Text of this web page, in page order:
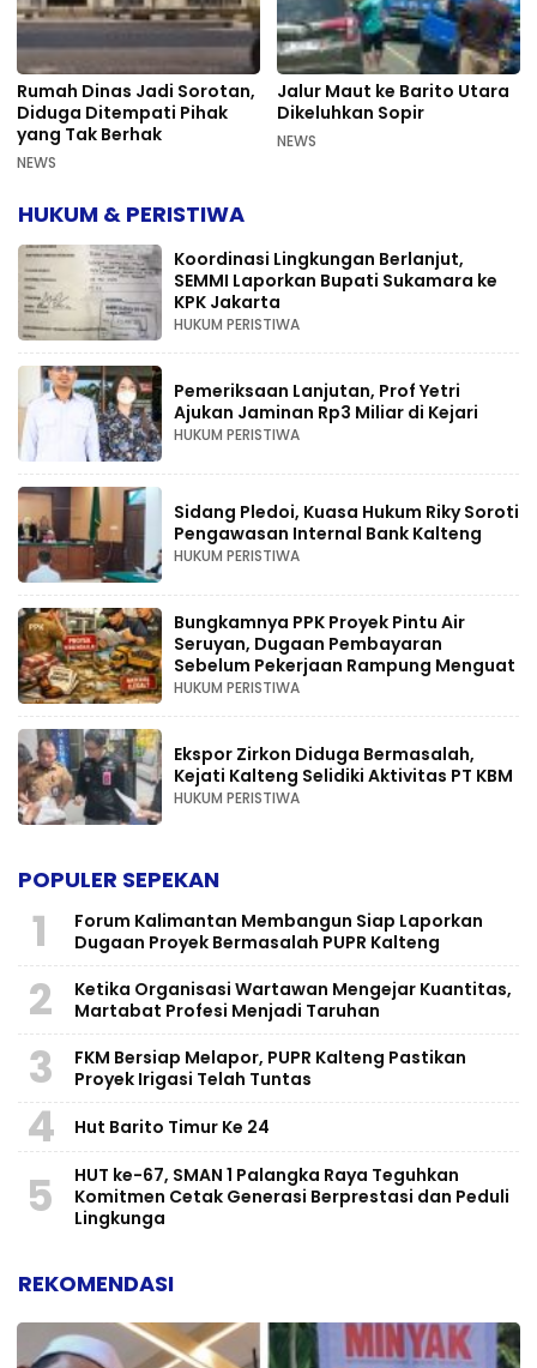
Rumah Dinas Jadi Sorotan,
Diduga Ditempati Pihak
yang Tak Berhak
NEWS
Jalur Maut ke Barito Utara
Dikeluhkan Sopir
NEWS
HUKUM & PERISTIWA
Koordinasi Lingkungan Berlanjut,
SEMMI Laporkan Bupati Sukamara ke
KPK Jakarta
HUKUM PERISTIWA
Pemeriksaan Lanjutan, Prof Yetri
Ajukan Jaminan Rp3 Miliar di Kejari
HUKUM PERISTIWA
Sidang Pledoi, Kuasa Hukum Riky Soroti
Pengawasan Internal Bank Kalteng
HUKUM PERISTIWA
Bungkamnya PPK Proyek Pintu Air
Seruyan, Dugaan Pembayaran
Sebelum Pekerjaan Rampung Menguat
HUKUM PERISTIWA
Ekspor Zirkon Diduga Bermasalah,
Kejati Kalteng Selidiki Aktivitas PT KBM
HUKUM PERISTIWA
POPULER SEPEKAN
1
Forum Kalimantan Membangun Siap Laporkan
Dugaan Proyek Bermasalah PUPR Kalteng
2
Ketika Organisasi Wartawan Mengejar Kuantitas,
Martabat Profesi Menjadi Taruhan
3
FKM Bersiap Melapor, PUPR Kalteng Pastikan
Proyek Irigasi Telah Tuntas
4 Hut Barito Timur Ke 24
5
HUT ke-67, SMAN 1 Palangka Raya Teguhkan
Komitmen Cetak Generasi Berprestasi dan Peduli
Lingkunga
REKOMENDASI